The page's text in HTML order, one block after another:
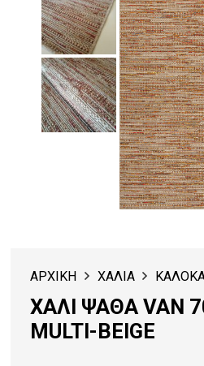
ΑΡΧΙΚΗ ΧΑΛΙΑ
ΧΑΛΙ ΨΑΘΑ VAN
MULTI-BEIGE